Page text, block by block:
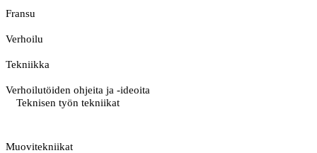
Fransu
Verhoilu
Tekniikka
Verhoilutöiden ohjeita ja -ideoita
Teknisen työn tekniikat
Muovitekniikat